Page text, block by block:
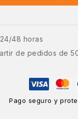
24/48 horas
de pedidos de
Pago seguro y